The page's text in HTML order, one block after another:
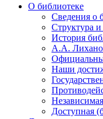
О библиотеке
Сведения о
Структура
История
А.А.
Наши
Доступная